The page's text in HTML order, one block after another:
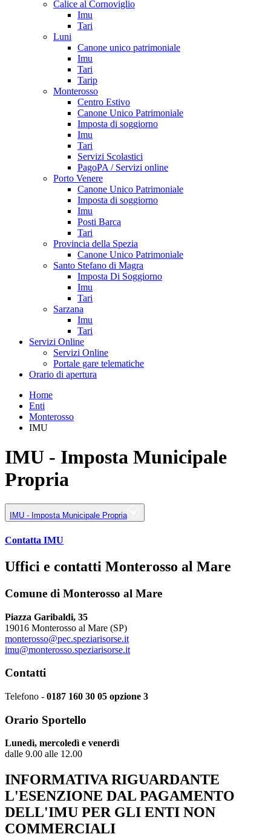
Calice al Cornoviglio
Imu
Tari
Luni
Canone unico patrimoniale
Imu
Tari
Tarip
Monterosso
Centro Estivo
Canone Unico Patrimoniale
Imposta di soggiorno
Imu
Tari
Servizi Scolastici
PagoPA / Servizi online
Porto Venere
Canone Unico Patrimoniale
Imposta di soggiorno
Imu
Posti Barca
Tari
Provincia della Spezia
Canone Unico Patrimoniale
Santo Stefano di Magra
Imposta Di Soggiorno
Imu
Tari
Sarzana
Imu
Tari
Servizi Online
Servizi Online
Portale gare telematiche
Orario di apertura
Home
Enti
Monterosso
IMU
IMU - Imposta Municipale
Propria
IMU - Imposta Municipale Propria
Contatta IMU
Uffici e contatti Monterosso al Mare
Comune di Monterosso al Mare
Piazza Garibaldi, 35
19016 Monterosso al Mare (SP)
monterosso@pec.speziarisorse.it
imu@monterosso.speziarisorse.it
Contatti
Telefono - 0187 160 30 05 opzione 3
Orario Sportello
Lunedì, mercoledì e venerdì
dalle 9.00 alle 12.00
INFORMATIVA RIGUARDANTE
L'ESENZIONE DAL PAGAMENTO
DELL'IMU PER GLI ENTI NON
COMMERCIALI